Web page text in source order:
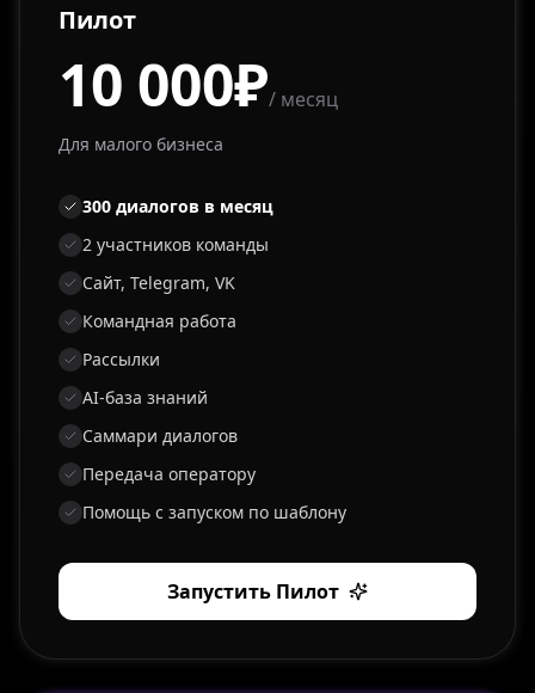
Пилот
10 000₽/ месяц
Для малого бизнеса
300 диалогов в месяц
2 участников команды
Сайт, Telegram, VK
Командная работа
Рассылки
AI-база знаний
Саммари диалогов
Передача оператору
Помощь с запуском по шаблону
Запустить Пилот